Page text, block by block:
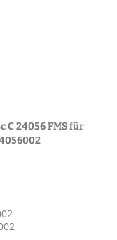
C 24056 FMS für